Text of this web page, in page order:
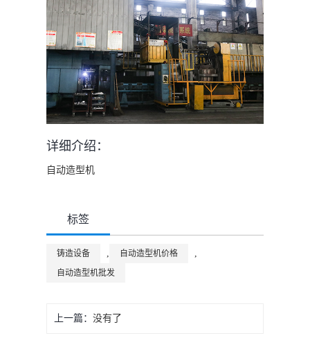
详细介绍：
自动造型机
标签
铸造设备 自动造型机价格
自动造型机批发
上一篇：没有了